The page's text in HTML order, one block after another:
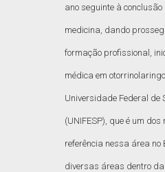
ano seguinte à conclusão
medicina, dando
formação profissional,
médica em
Universidade Federal de
(UNIFESP), que é um
referência nessa área no
diversas áreas dentro da